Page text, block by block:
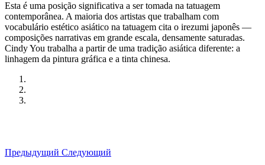
Esta é uma posição significativa a ser tomada na tatuagem
contemporânea. A maioria dos artistas que trabalham com
vocabulário estético asiático na tatuagem cita o irezumi japonês —
composições narrativas em grande escala, densamente saturadas.
Cindy You trabalha a partir de uma tradição asiática diferente: a
linhagem da pintura gráfica e a tinta chinesa.
Предыдущий Следующий